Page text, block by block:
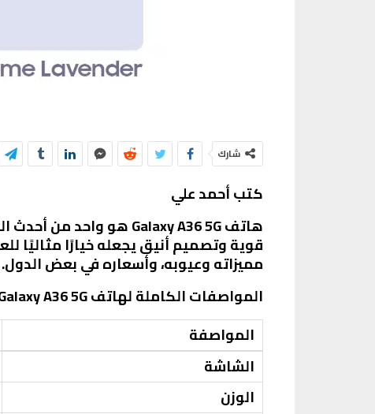
شارك
كتب أحمد علي
قوية وتصميم أنيق يجعله خيارًا مثاليًا
مميزاته وعيوبه، وأسعاره في بعض الدول.
المواصفات الكاملة لهاتف Galaxy A36 5G
المواصفة
الشاشة
الوزن